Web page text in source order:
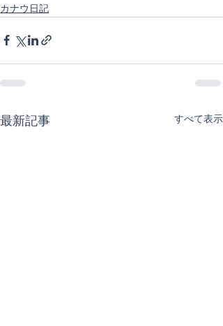
カナウ日記
最新記事 すべて表示